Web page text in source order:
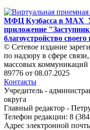
МФЦ Кузбасса в MAX
приложение
благоустройство своего
© Сетевое издание
по надзору в сфере
массовых
89776 от 08.07.2025
Контакты
Учредитель -
округа
Главный редактор -
Телефон редакции: 8
Адрес электронной